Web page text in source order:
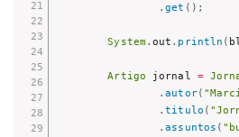
.get ( ) ;
System.out . println (
Artigo jornal =
.autor(
.titulo (
.assuntos (